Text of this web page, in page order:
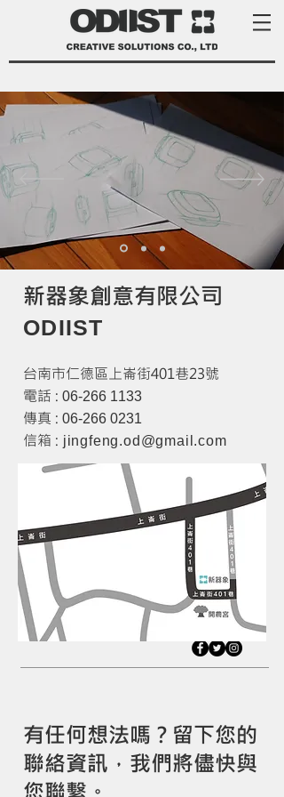
新器象創意有限公司
ODIIST
台南市仁德區上崙街401巷23號
電話 : 06-266 1133
傳真 : 06-266 0231
信箱 : jingfeng.od@gmail.com
有任何想法嗎？留下您的
聯絡資訊，我們將儘快與
您聯繫。